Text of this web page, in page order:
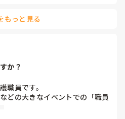
は、両親にするとしたら、孫つれ
ゼント？外食と言う所ですかね？
じ？
ベントってやるのかな？端午の節
として、食事、プレゼント位なも
もっと見る
か？
職員です。
どの大きなイベントでの「職員
か？